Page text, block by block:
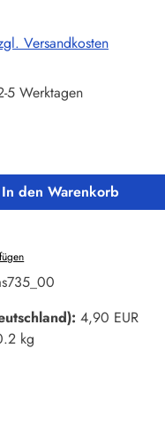
Versandkosten
5 Werktagen
Gib den
In den Warenkorb
4,90 EUR
kg